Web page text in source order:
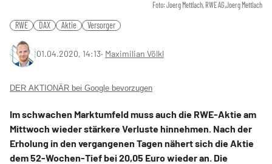
Foto: Joerg Mettlach, RWE AG,Joerg Mettlach
RWE DAX Aktie Versorger
01.04.2020, 14:13‧ Maximilian Völkl
DER AKTIONÄR bei Google bevorzugen
Im schwachen Marktumfeld muss auch die RWE-Aktie am
Mittwoch wieder stärkere Verluste hinnehmen. Nach der
Erholung in den vergangenen Tagen nähert sich die Aktie
dem 52-Wochen-Tief bei 20,05 Euro wieder an. Die